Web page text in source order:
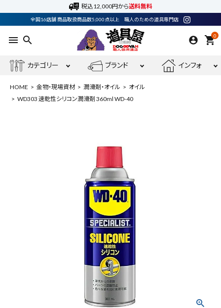
税込12,000円から送料無料
全国16店舗 商品取扱商品数5,000点以上 職人のための道具専門店
menu search 0
shopping_cart
カテゴリー ブランド インフォ
会員登録
最近閲覧した商品
HOME 金物・現場資材 潤滑剤・オイル
オイル
WD303 速乾性シリコン潤滑剤 360ml WD-40